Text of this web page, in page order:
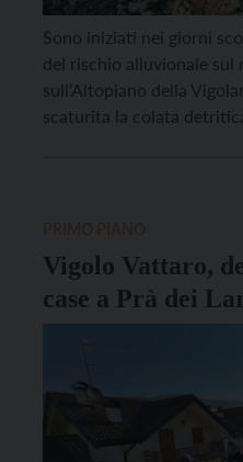
Sono iniziati nei giorni
del rischio alluvionale sul
sull’Altopiano della
scaturita la colata
Vigolo Vattaro,
case a Prà dei